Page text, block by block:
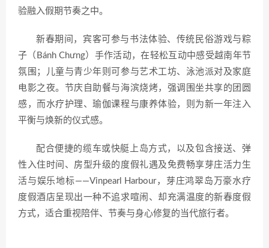
验融入假期节奏之中。
新春期间，宾客可参与书法体验、传统民俗游戏与粽
子（Bánh Chưng）手作活动，在轻松互动中感受越南年节
氛围；儿童与青少年则可参与艺术工坊、泳池派对及家庭
电影之夜。节庆自助餐与海滨烧烤，强调围坐共享的团圆
感，而水疗护理、瑜伽课程与康养体验，则为新一年注入
平衡与焕新的仪式感。
配合便捷的缆车或快艇上岛方式，以及包含接送、弹
性入住时间、房型升级的度假礼遇及免费畅享芽庄活力生
活与娱乐地标——Vinpearl Harbour，芽庄鸿翠岛万豪水疗
度假酒店呈现出一种不追求喧闹、却充满温度的新春度假
方式，适合重视陪伴、节奏与身心修复的当代旅行者。